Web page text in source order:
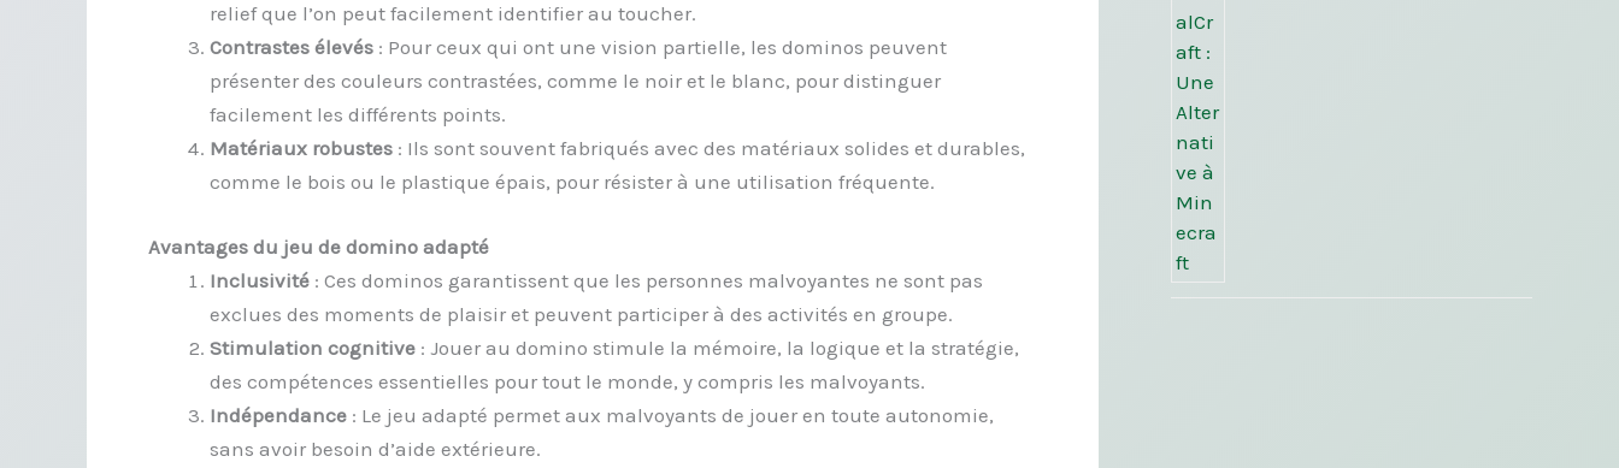
relief que l’on peut facilement identifier au toucher.
Contrastes élevés : Pour ceux qui ont une vision partielle, les dominos peuvent
présenter des couleurs contrastées, comme le noir et le blanc, pour distinguer
facilement les différents points.
Matériaux robustes : Ils sont souvent fabriqués avec des matériaux solides et durables,
comme le bois ou le plastique épais, pour résister à une utilisation fréquente.
Avantages du jeu de domino adapté
Inclusivité : Ces dominos garantissent que les personnes malvoyantes ne sont pas
exclues des moments de plaisir et peuvent participer à des activités en groupe.
Stimulation cognitive : Jouer au domino stimule la mémoire, la logique et la stratégie,
des compétences essentielles pour tout le monde, y compris les malvoyants.
Indépendance : Le jeu adapté permet aux malvoyants de jouer en toute autonomie,
sans avoir besoin d’aide extérieure.